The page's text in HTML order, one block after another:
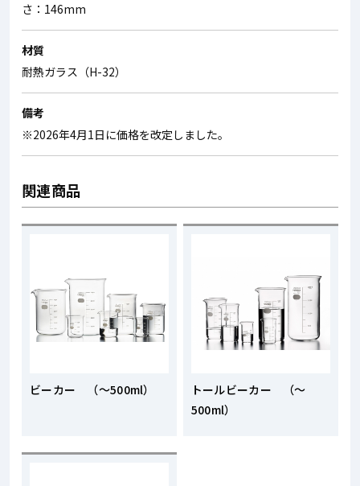
さ：146mm
材質
耐熱ガラス（H-32）
備考
※2026年4月1日に価格を改定しました。
関連商品
ビーカー （～500ml）
トールビーカー （～
500ml）